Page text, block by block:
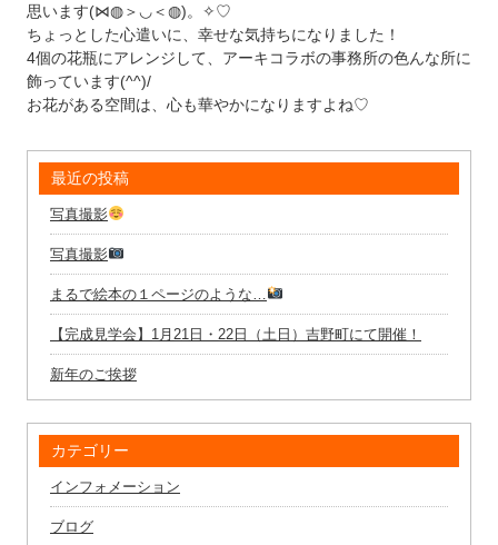
思います(⋈◍＞◡＜◍)。✧♡
ちょっとした心遣いに、幸せな気持ちになりました！
4個の花瓶にアレンジして、アーキコラボの事務所の色んな所に
飾っています(^^)/
お花がある空間は、心も華やかになりますよね♡
最近の投稿
写真撮影
写真撮影
まるで絵本の１ページのような…
【完成見学会】1月21日・22日（土日）吉野町にて開催！
新年のご挨拶
カテゴリー
インフォメーション
ブログ